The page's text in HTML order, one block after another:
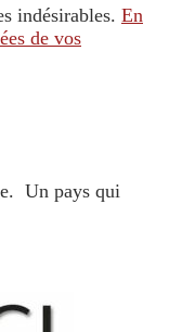
indésirables. En
de vos
Un pays qui